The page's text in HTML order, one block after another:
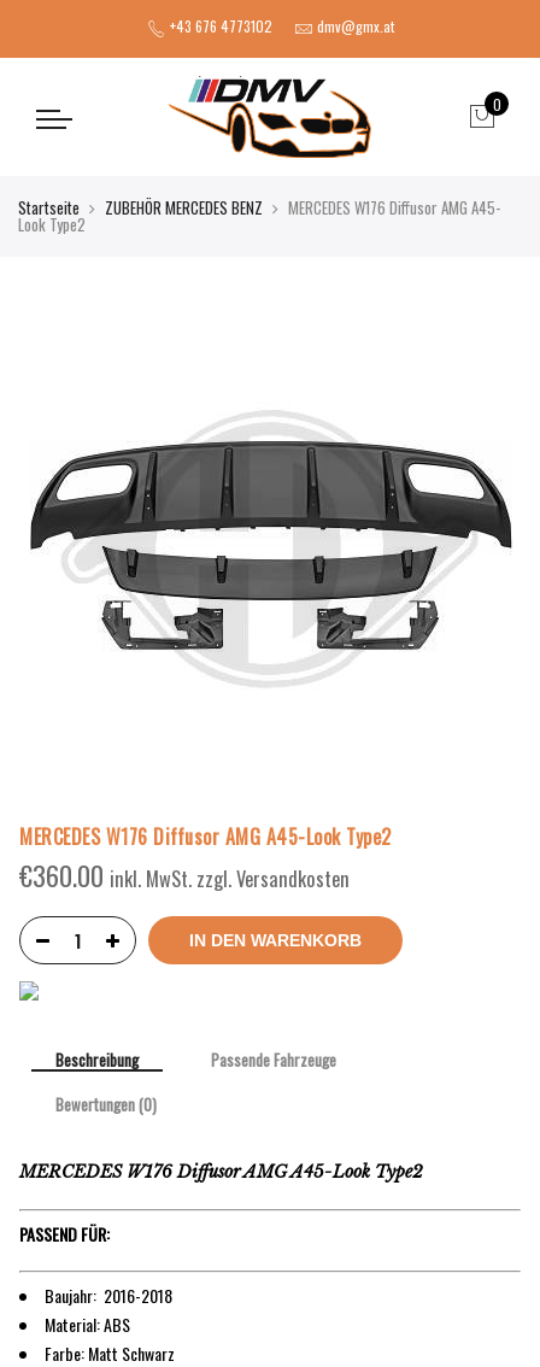
+43 676 4773102 dmv@gmx.at
0
Startseite ZUBEHÖR MERCEDES BENZ MERCEDES W176 Diffusor AMG A45-
Look Type2
MERCEDES W176 Diffusor AMG A45-Look Type2
€360.00 inkl. MwSt. zzgl. Versandkosten
IN DEN WARENKORB
Beschreibung
Passende Fahrzeuge
Bewertungen (0)
MERCEDES W176 Diffusor AMG A45-Look Type2
PASSEND FÜR:
Baujahr: 2016-2018
Material: ABS
Farbe: Matt Schwarz